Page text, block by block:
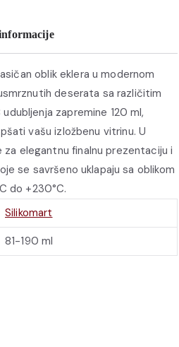
oblik eklera u modernom
deserata sa različitim
zapremine 120 ml,
vašu izložbenu vitrinu. U
elegantnu finalnu prezentaciju i
se savršeno uklapaju sa oblikom
do +230°C.
Silikomart
81-190 ml